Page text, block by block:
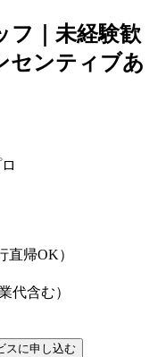
フ｜未経験歓
センティブあ
直帰OK）
代含む）
スに申し込む